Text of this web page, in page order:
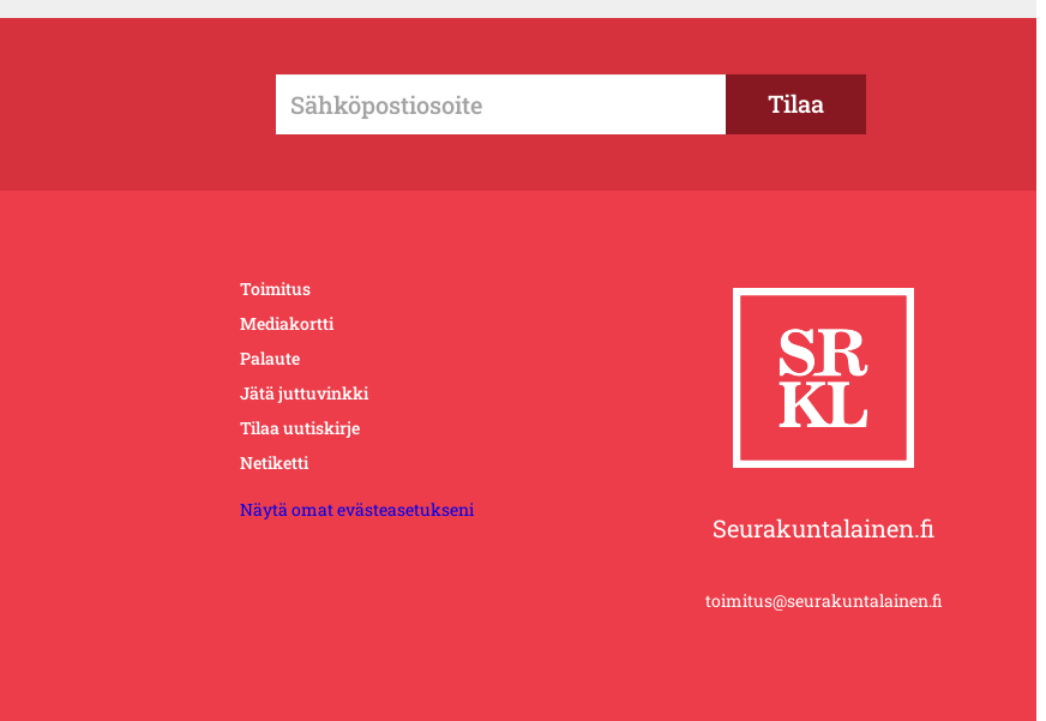
Toimitus
Mediakortti
Palaute
Jätä juttuvinkki
Tilaa uutiskirje
Netiketti
Näytä omat evästeasetukseni
Seurakuntalainen.fi
toimitus@seurakuntalainen.fi